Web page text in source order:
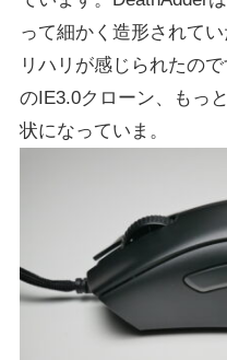
って細かく造形されて
リハリが感じられたの
のIE3.0クローン、もっ
状になっていま。